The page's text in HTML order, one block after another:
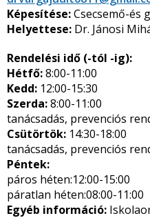
Képesítése:Csecsemő-és
Helyettese: Dr. Jánosi
Rendelési idő (-tól -ig):
Hétfő:8:00-11:00
Kedd: 12:00-15:30
Szerda:8:00-11:00
tanácsadás, prevenciós
Csütörtök: 14:30-18:00
tanácsadás, prevenciós
Péntek:
páros héten:12:00-15:00
páratlan héten:08:00-11:00
Egyéb információ: